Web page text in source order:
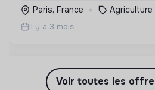
Paris, France Agriculture
Il y a 3 mois
Voir toutes les